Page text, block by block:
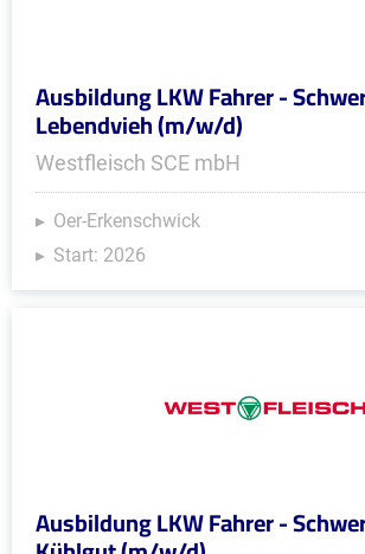
Ausbildung LKW Fahrer -
Lebendvieh (m/w/d)
Westfleisch SCE mbH
Oer-Erkenschwick
Start: 2026
Ausbildung LKW Fahrer -